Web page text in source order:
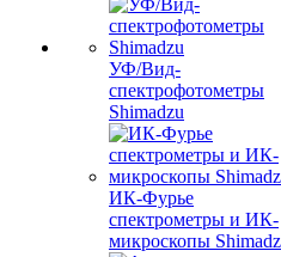
УФ/Вид-
спектрофотометры
Shimadzu
ИК-Фурье
спектрометры и ИК-
микроскопы